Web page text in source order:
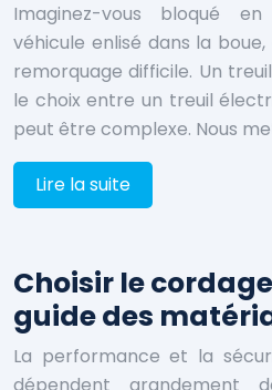
Imaginez-vous bloqué
véhicule enlisé dans la
remorquage difficile. Un
le choix entre un treuil
peut être complexe. Nous
Lire la suite
Choisir le
guide des
La performance et la